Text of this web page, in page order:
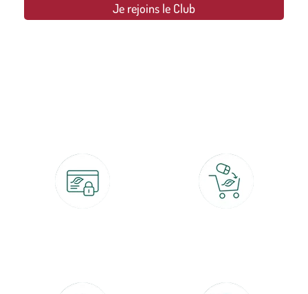
Je rejoins le Club